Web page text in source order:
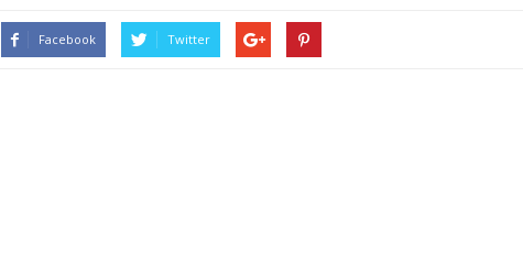
Facebook Twitter